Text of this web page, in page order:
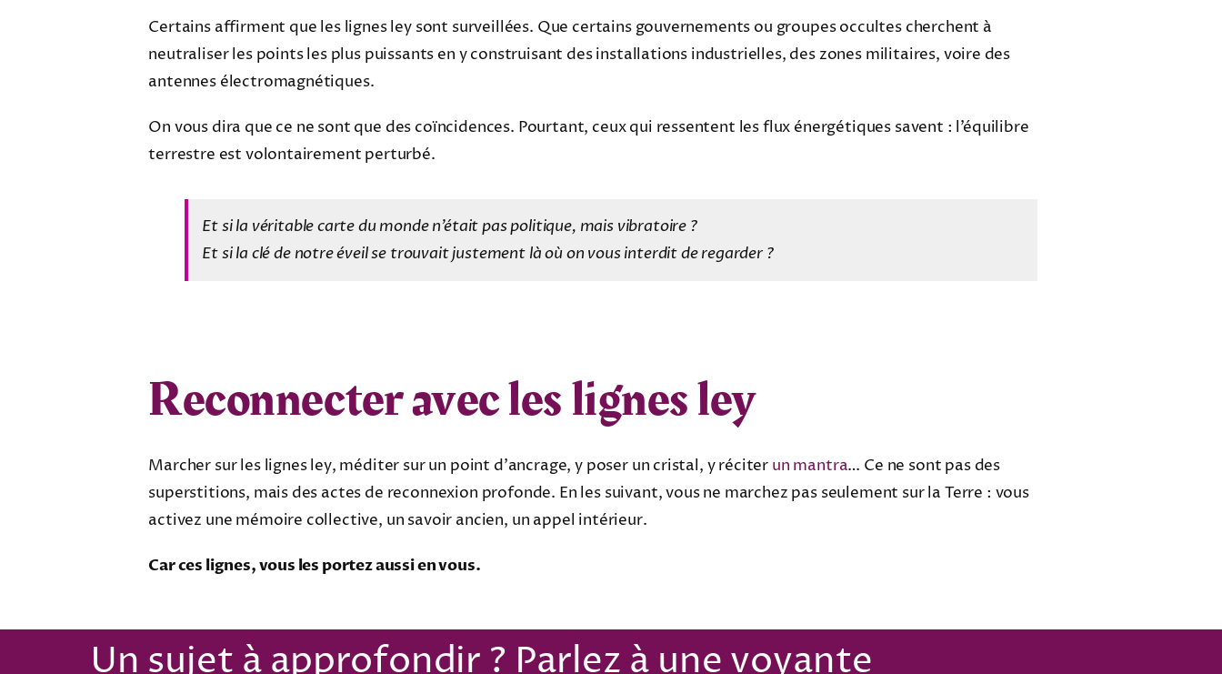
Certains affirment que les lignes ley sont surveillées. Que certains gouvernements ou groupes occultes cherchent à
neutraliser les points les plus puissants en y construisant des installations industrielles, des zones militaires, voire des
antennes électromagnétiques.
On vous dira que ce ne sont que des coïncidences. Pourtant, ceux qui ressentent les flux énergétiques savent : l’équilibre
terrestre est volontairement perturbé.
Et si la véritable carte du monde n’était pas politique, mais vibratoire ?
Et si la clé de notre éveil se trouvait justement là où on vous interdit de regarder ?
Reconnecter avec les lignes ley
Marcher sur les lignes ley, méditer sur un point d’ancrage, y poser un cristal, y réciter un mantra… Ce ne sont pas des
superstitions, mais des actes de reconnexion profonde. En les suivant, vous ne marchez pas seulement sur la Terre : vous
activez une mémoire collective, un savoir ancien, un appel intérieur.
Car ces lignes, vous les portez aussi en vous.
Un sujet à approfondir ? Parlez à une voyante